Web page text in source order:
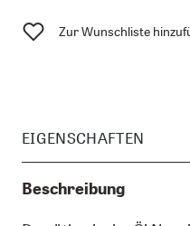
Zur Wunschliste
EIGENSCHAFTEN
Beschreibung